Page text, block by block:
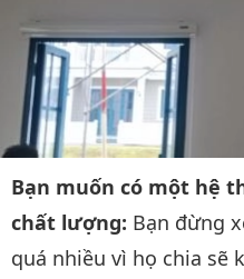
Bạn muốn có một hệ
chất lượng: Bạn đừng
quá nhiều vì họ chia sẽ